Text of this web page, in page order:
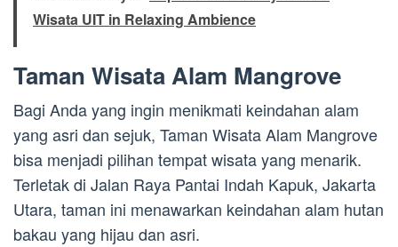
Wisata UIT in Relaxing Ambience
Taman Wisata Alam Mangrove
Bagi Anda yang ingin menikmati keindahan alam
yang asri dan sejuk, Taman Wisata Alam Mangrove
bisa menjadi pilihan tempat wisata yang menarik.
Terletak di Jalan Raya Pantai Indah Kapuk, Jakarta
Utara, taman ini menawarkan keindahan alam hutan
bakau yang hijau dan asri.